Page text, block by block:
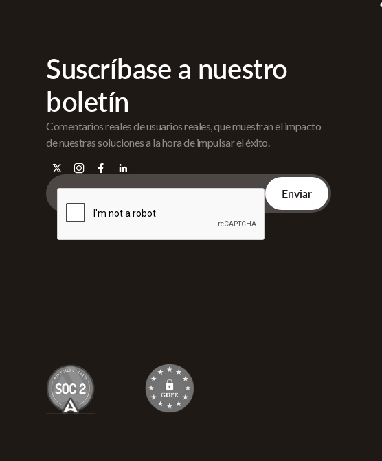
Suscríbase a nuestro
boletín
Comentarios reales de usuarios reales, que muestran el impacto
de nuestras soluciones a la hora de impulsar el éxito.